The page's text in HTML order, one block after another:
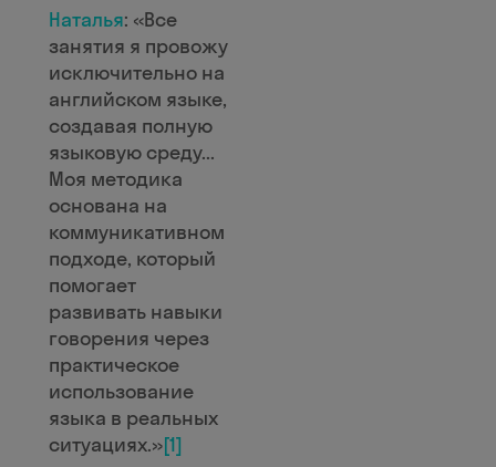
Наталья: «Все
занятия я провожу
исключительно на
английском языке,
создавая полную
языковую среду...
Моя методика
основана на
коммуникативном
подходе, который
помогает
развивать навыки
говорения через
практическое
использование
языка в реальных
ситуациях.»[1]